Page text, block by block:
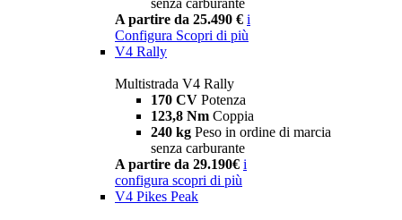
senza carburante
A partire da 25.490 € i
Configura Scopri di più
V4 Rally
Multistrada V4 Rally
170 CV Potenza
123,8 Nm Coppia
240 kg Peso in ordine di marcia
senza carburante
A partire da 29.190€ i
configura scopri di più
V4 Pikes Peak